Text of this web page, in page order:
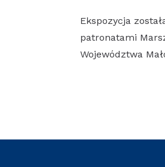
Ekspozycja
patronatami
Województwa